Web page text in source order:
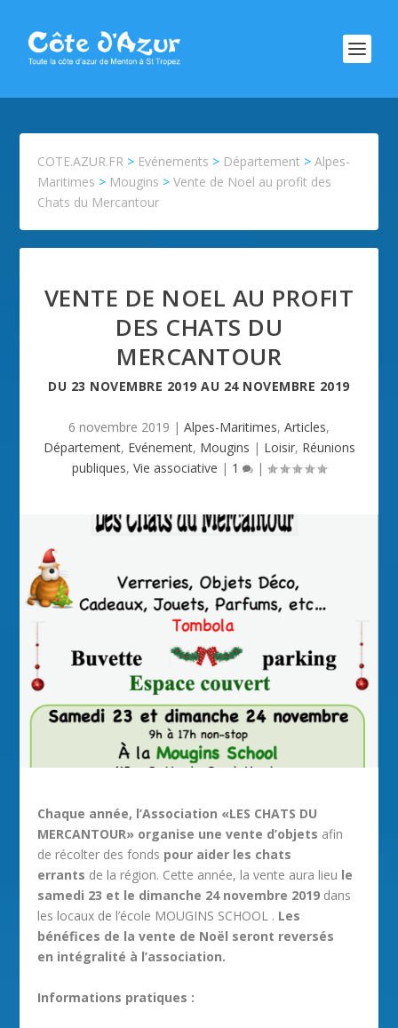
COTE.AZUR.FR > Evénements > Département >Alpes-
Maritimes > Mougins >Vente de Noel au profit des
Chats du Mercantour
VENTE DE NOEL AU PROFIT
DES CHATS DU
MERCANTOUR
DU 23 NOVEMBRE 2019 AU 24 NOVEMBRE 2019
6 novembre 2019 | Alpes-Maritimes, Articles,
Département, Evénement, Mougins | Loisir, Réunions
publiques, Vie associative | 1 |
Chaque année, l’Association «LES CHATS DU
MERCANTOUR» organise une vente d’objets afin
de récolter des fonds pour aider les chats
errants de la région. Cette année, la vente aura lieu le
samedi 23 et le dimanche 24 novembre 2019 dans
les locaux de l’école MOUGINS SCHOOL . Les
bénéfices de la vente de Noël seront reversés
en intégralité à l’association.
Informations pratiques :